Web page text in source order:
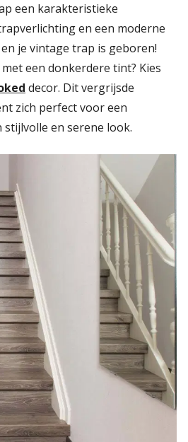
een karakteristieke
en een moderne
je vintage trap is geboren!
een donkerdere tint? Kies
decor. Dit vergrijsde
zich perfect voor een
en serene look.